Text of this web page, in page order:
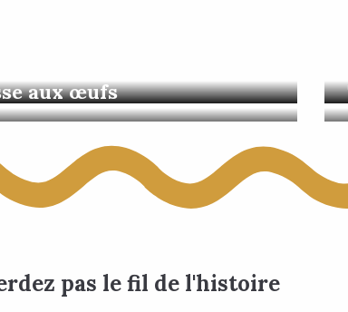
aux œufs
pas le fil de l'histoire